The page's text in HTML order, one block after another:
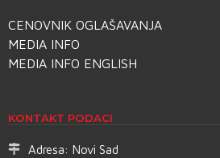
CENOVNIK OGLAŠAVANJA
MEDIA INFO
MEDIA INFO ENGLISH
KONTAKT PODACI
Adresa: Novi Sad